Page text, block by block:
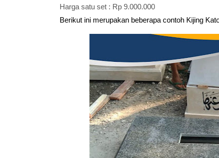
Harga satu set : Rp 9.000.000
Berikut ini merupakan beberapa contoh Kijing